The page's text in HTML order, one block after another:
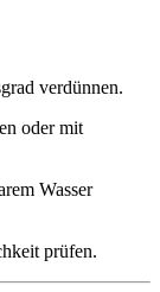
verdünnen.
oder mit
Wasser
prüfen.